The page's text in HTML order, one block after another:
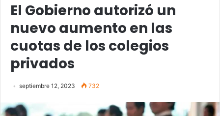
El Gobierno autorizó un
nuevo aumento en las
cuotas de los colegios
privados
septiembre 12, 2023 732